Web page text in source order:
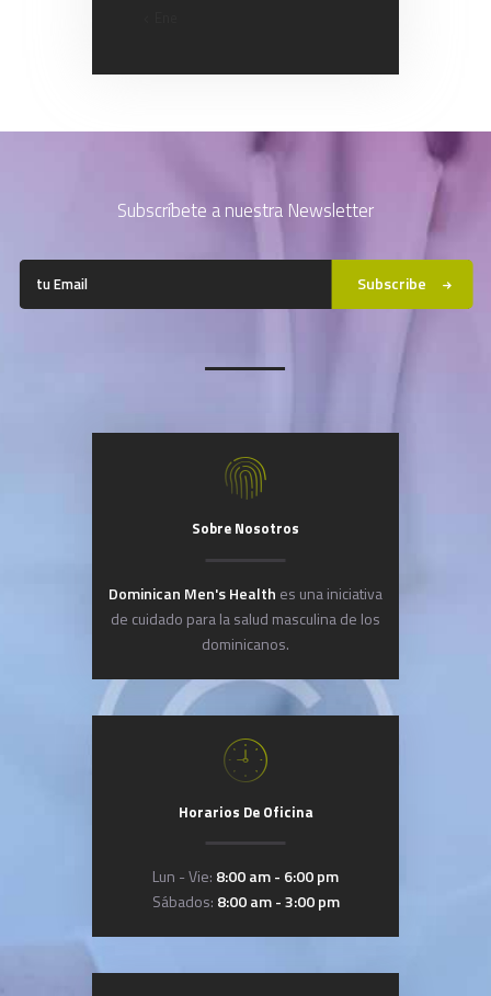
Subscríbete a nuestra Newsletter
Subscribe
Sobre Nosotros
Dominican Men's Health es una iniciativa
de cuidado para la salud masculina de los
dominicanos.
Horarios De Oficina
Lun - Vie: 8:00 am - 6:00 pm
Sábados: 8:00 am - 3:00 pm